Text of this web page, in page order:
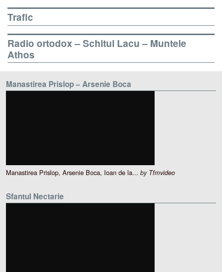
Trafic
Radio ortodox – Schitul Lacu – Muntele
Athos
Manastirea Prislop – Arsenie Boca
Manastirea Prislop, Arsenie Boca, Ioan de la... by Tfmvideo
Sfantul Nectarie